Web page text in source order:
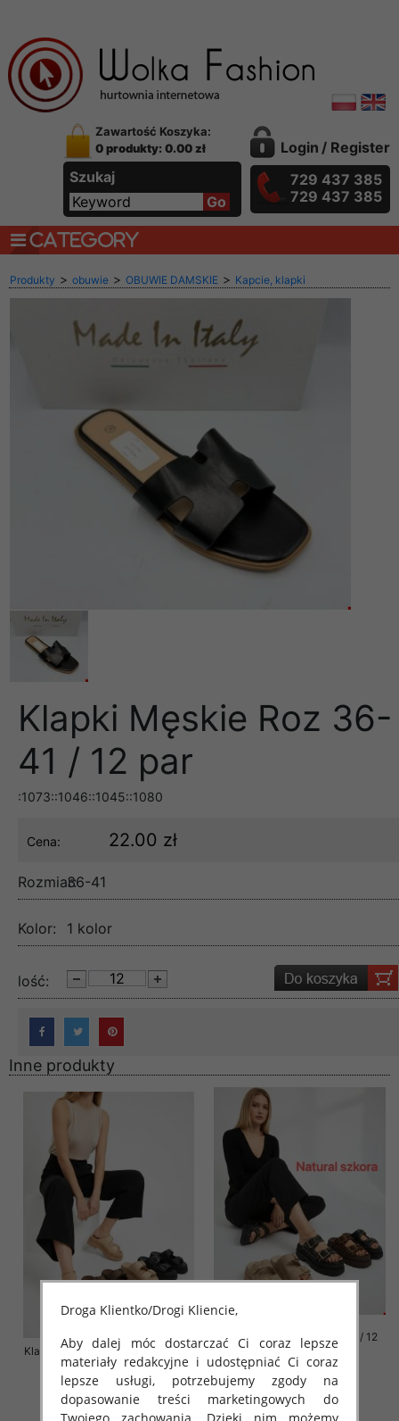
Zawartość Koszyka:
0 produkty: 0.00 zł
Szukaj
Login / Register
729 437 385
729 437 385
CATEGORY
Produkty > obuwie > OBUWIE DAMSKIE > Kapcie, klapki
Klapki Męskie Roz 36-
41 / 12 par
:1073::1046::1045::1080
Cena: 22.00 zł
Rozmiar:36-41
Kolor: 1 kolor
lość:
Inne produkty
Klapki damskie Roz 36-41 / 12 par
72.00 zł
szczegóły
Klapki damskie Roz 36-42 / 12
par
76.00 zł
szczegóły
Droga Klientko/Drogi Kliencie,
Aby dalej móc dostarczać Ci coraz lepsze
materiały redakcyjne i udostępniać Ci coraz
lepsze usługi, potrzebujemy zgody na
dopasowanie treści marketingowych do
Twojego zachowania. Dzięki nim możemy